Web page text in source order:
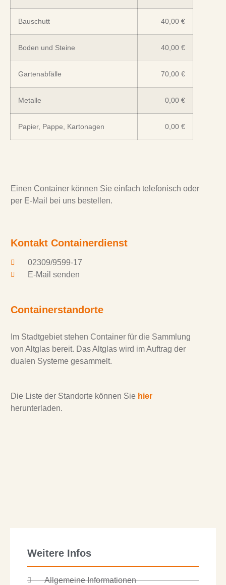
Bauschutt 40,00 €
Boden und Steine 40,00 €
Gartenabfälle 70,00 €
Metalle 0,00 €
Papier, Pappe, Kartonagen 0,00 €
Einen Container können Sie einfach telefonisch oder
per E-Mail bei uns bestellen.
Kontakt Containerdienst
02309/9599-17
E-Mail senden
Containerstandorte
Im Stadtgebiet stehen Container für die Sammlung
von Altglas bereit. Das Altglas wird im Auftrag der
dualen Systeme gesammelt.
Die Liste der Standorte können Sie hier
herunterladen.
Weitere Infos
Allgemeine Informationen